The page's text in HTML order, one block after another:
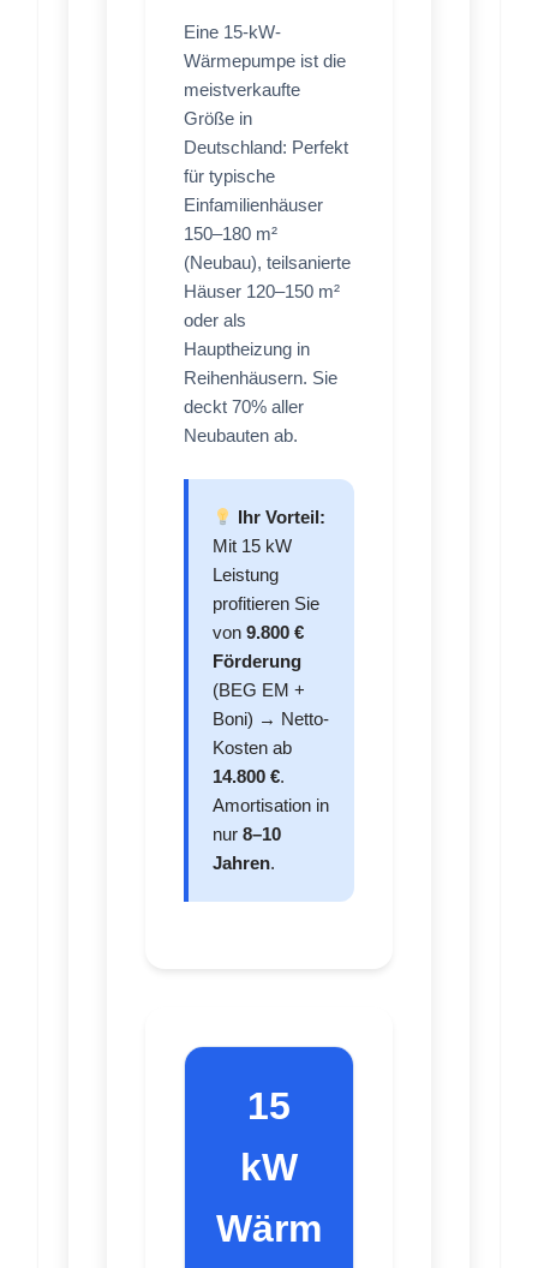
Eine 15-kW-
Wärmepumpe ist die
meistverkaufte
Größe in
Deutschland: Perfekt
für typische
Einfamilienhäuser
150–180 m²
(Neubau), teilsanierte
Häuser 120–150 m²
oder als
Hauptheizung in
Reihenhäusern. Sie
deckt 70% aller
Neubauten ab.
Ihr Vorteil:
Mit 15 kW
Leistung
profitieren Sie
von 9.800 €
Förderung
(BEG EM +
Boni) → Netto-
Kosten ab
14.800 €.
Amortisation in
nur 8–10
Jahren.
15
kW
Wärm